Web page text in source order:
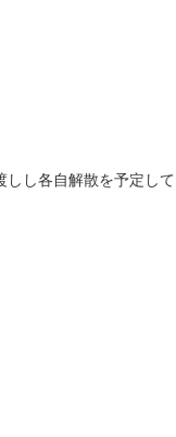
し各自解散を予定して